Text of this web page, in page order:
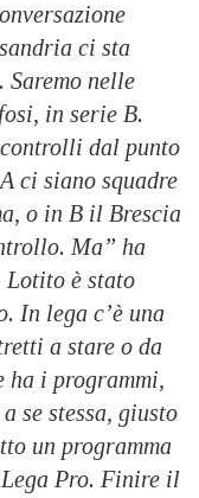
ci sta
Saremo nelle
in serie B.
dal punto
ci siano squadre
o in B il Brescia
Ma” ha
è stato
In lega c’è una
a stare o da
ha i programmi,
se stessa, giusto
un programma
Pro. Finire il